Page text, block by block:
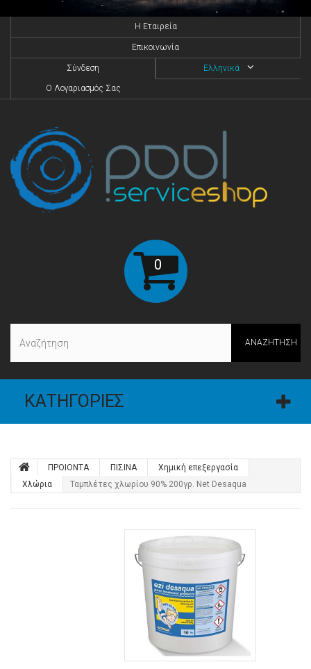
H Eταιρεία
Επικοινωνία
Ελληνικά
Σύνδεση
O Λογαριασμός Σας
0
ΑΝΑΖΉΤΗΣΗ
ΚΑΤΗΓΟΡΊΕΣ
ΠΡΟΙΟΝΤΑ ΠΙΣΙΝΑ
Χημική επεξεργασία
Χλώρια
Ταμπλέτες χλωρίου 90% 200γρ. Net Desaqua